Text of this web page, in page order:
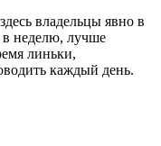
владельцы явно в
неделю, лучше
линьки,
каждый день.